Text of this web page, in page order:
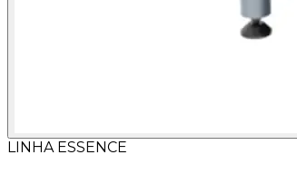
LINHA ESSENCE